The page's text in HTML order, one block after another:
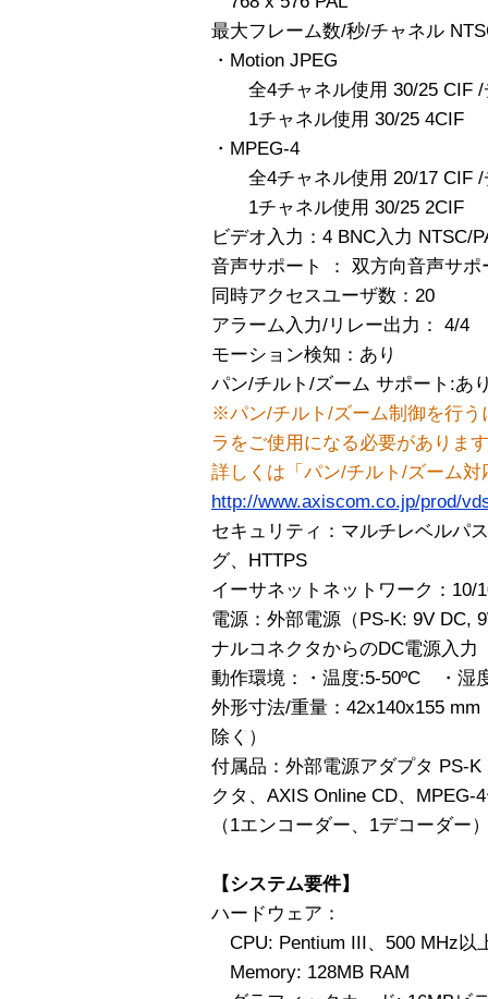
最大フレーム数/秒/チャネル
・Motion JPEG
全4チャネル使用 30/25 CIF /
1チャネル使用 30/25 4CIF
・MPEG-4
全4チャネル使用 20/17 CIF /
1チャネル使用 30/25 2CIF
ビデオ入力：4 BNC入力 NTSC/
音声サポート ： 双方向音声サポ
同時アクセスユーザ数：20
アラーム入力/リレー出力： 4/4
モーション検知：あり
パン/チルト/ズーム サポート:あ
※パン/チルト/ズーム制御を行う
ラをご使用になる必要がありま
詳しくは「パン/チルト/ズーム
http://www.axiscom.co.jp/prod/
セキュリティ：マルチレベルパ
グ、HTTPS
イーサネットネットワーク：10/
電源：外部電源（PS-K: 9V DC,
ナルコネクタからのDC電源入力
動作環境：・温度:5-50ºC ・湿
外形寸法/重量：42x140x155
除く）
付属品：外部電源アダプタ PS-
クタ、AXIS Online CD、MPEG-
（1エンコーダー、1デコーダー
【システム要件】
ハードウェア：
CPU: Pentium III、500 MHz以
Memory: 128MB RAM